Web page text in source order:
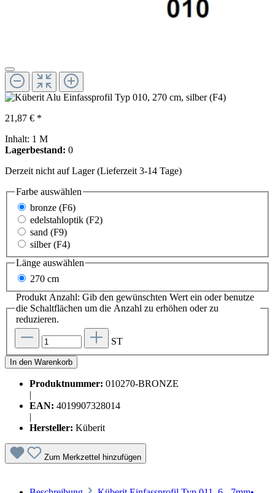
21,87 € *
Inhalt: 1 M
Lagerbestand: 0
Derzeit nicht auf Lager (Lieferzeit 3-14 Tage)
Farbe auswählen
bronze (F6)
edelstahloptik (F2)
sand (F9)
silber (F4)
Länge auswählen
270 cm
Produkt Anzahl: Gib den gewünschten Wert ein oder benutze
die Schaltflächen um die Anzahl zu erhöhen oder zu
reduzieren.
ST
In den Warenkorb
Produktnummer: 010270-BRONZE
|
EAN: 4019907328014
|
Hersteller: Küberit
Zum Merkzettel hinzufügen